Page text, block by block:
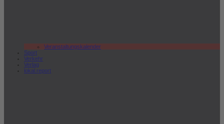
Veranstaltungskalender
Sport
Verkehr
Verlag
lokal.report